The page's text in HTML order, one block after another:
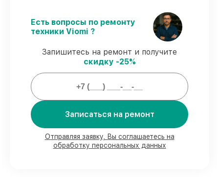
робота-пылесоса Viomi Robot Vacuum
Cleaner S9 без задержек.
Официальная гарантия
– все все виды
ремонта защищены гарантийной
поддержкой до 3 лет.
Мы гарантируем:
присутствии
90%
деталей Viomi есть в наличии в
мастерской или на складе в Краснодаре,
остальные поступают оперативно
Есть вопросы по ремонту
техники Viomi ?
Запишитесь на ремонт и получите
скидку -25%
Записаться на ремонт
Отправляя заявку, Вы соглашаетесь на
обработку персональных данных